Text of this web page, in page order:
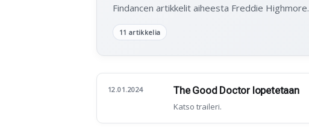
Findancen artikkelit aiheesta Freddie Highmore.
11 artikkelia
12.01.2024 The Good Doctor lopetetaan
Katso traileri.